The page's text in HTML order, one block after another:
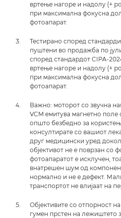
вртење нагоре и надолу (+
при максимална фокусна
фотоапарат.
Тестирано според
пуштени во продажба по
според стандардот CIPA-
вртење нагоре и надолу (+
при максимална фокусна
фотоапарат.
Важно: моторот со звучна
VCM емитува магнетно поле
општо безбедно за
консултирате со вашиот
друг медицински уред
објективот не е поврзан со
фотоапаратот е исклучен,
внатрешен шум од
нормално и не е дефект.
транспортот не влијаат на
Објективите со отпорност
гумен прстен на лежиштето